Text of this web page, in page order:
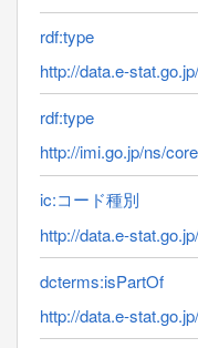
rdf:type
http://data.e-
rdf:type
http://imi.go.jp/ns/
ic:コード種別
http://data.e-
dcterms:isPartOf
http://data.e-